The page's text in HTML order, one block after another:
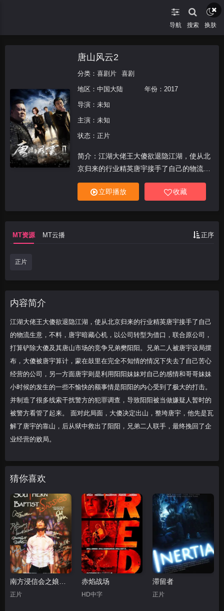
导航 搜索 换肤
唐山风云2
分类： 喜剧片 喜剧
地区： 中国大陆 年份： 2017
导演：未知
主演：未知
状态：正片
简介：江湖大佬王大傻欲退隐江湖，使从北
京归来的行业精英唐宇接手了自己的物流生
意，不料，唐宇暗藏心机，以公司转型为借
口，联合原公司，打算铲除大傻及其唐山市
立即播放 收藏
MT资源 MT云播 正序
正片
内容简介
江湖大佬王大傻欲退隐江湖，使从北京归来的行业精英唐宇接手了自己
的物流生意，不料，唐宇暗藏心机，以公司转型为借口，联合原公司，
打算铲除大傻及其唐山市场的竞争兄弟樊阳阳。兄弟二人被唐宇设局摆
布，大傻被唐宇算计，蒙在鼓里在完全不知情的情况下失去了自己苦心
经营的公司，另一方面唐宇则是利用阳阳妹妹对自己的感情和哥哥妹妹
小时候的发生的一些不愉快的额事情是阳阳的内心受到了极大的打击。
并制造了很多线索干扰警方的犯罪调查，导致阳阳被当做嫌疑人暂时的
被警方看管了起来。 面对此局面，大傻决定出山，整垮唐宇，他先是瓦
解了唐宇的靠山，后从狱中救出了阳阳，兄弟二人联手，最终挽回了企
业经营的败局。
猜你喜欢
南方浸信会之娘娘驾到
正片
赤焰战场
HD中字
滞留者
正片